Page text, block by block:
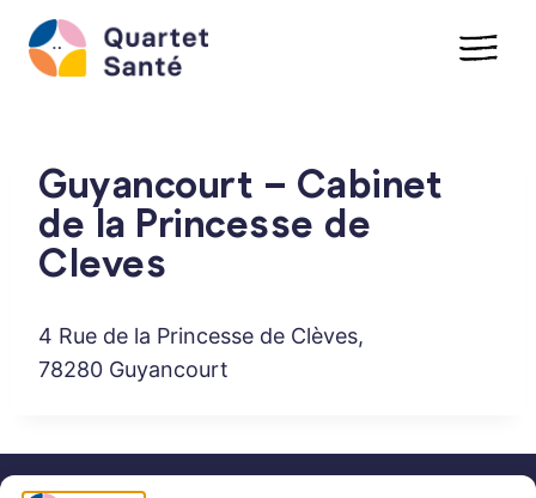
contenu
Guyancourt – Cabinet
de la Princesse de
Cleves
4 Rue de la Princesse de Clèves,
78280 Guyancourt